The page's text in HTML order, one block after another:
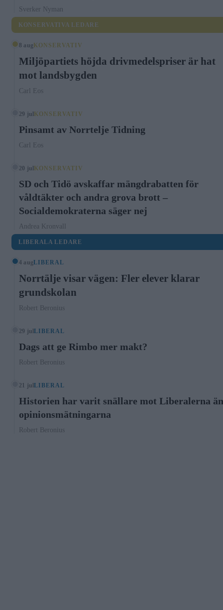
Sverker Nyman
KONSERVATIVA LEDARE
8 aug KONSERVATIV
Miljöpartiets höjda drivmedelspriser är hat
mot landsbygden
Carl Eos
29 jul KONSERVATIV
Pinsamt av Norrtelje Tidning
Carl Eos
20 jul KONSERVATIV
SD och Tidö avskaffar mängdrabatten för
våldtäkter och andra grova brott –
Socialdemokraterna säger nej
Andrea Kronvall
LIBERALA LEDARE
4 augLIBERAL
Norrtälje visar vägen: Fler elever klarar
grundskolan
Robert Beronius
29 julLIBERAL
Dags att ge Rimbo mer makt?
Robert Beronius
21 julLIBERAL
Historien har varit snällare mot Liberalerna än
opinionsmätningarna
Robert Beronius